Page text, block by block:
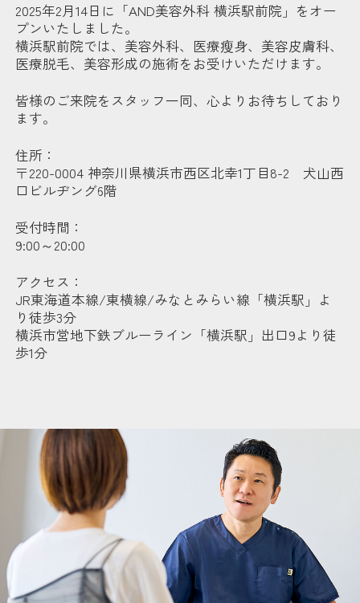
2025年2月14日に「AND美容外科 横浜駅前院」をオー
プンいたしました。
横浜駅前院では、美容外科、医療瘦身、美容皮膚科、
医療脱毛、美容形成の施術をお受けいただけます。
皆様のご来院をスタッフ一同、心よりお待ちしており
ます。
住所：
〒220-0004 神奈川県横浜市西区北幸1丁目8-2 犬山西
口ビルヂング6階
受付時間：
9:00～20:00
アクセス：
JR東海道本線/東横線/みなとみらい線「横浜駅」よ
り徒歩3分
横浜市営地下鉄ブルーライン「横浜駅」出口9より徒
歩1分